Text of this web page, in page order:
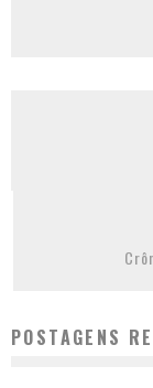
POSTAGENS